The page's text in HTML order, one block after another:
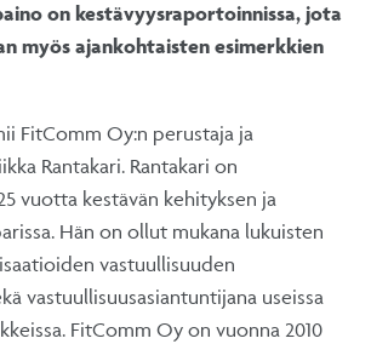
on kestävyysraportoinnissa, jota
myös ajankohtaisten esimerkkien
FitComm Oy:n perustaja ja
Rantakari. Rantakari on
vuotta kestävän kehityksen ja
Hän on ollut mukana lukuisten
vastuullisuuden
vastuullisuusasiantuntijana useissa
FitComm Oy on vuonna 2010